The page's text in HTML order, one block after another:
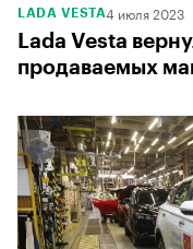
LADA VESTA4 июля 2023
Lada Vesta
продаваемых